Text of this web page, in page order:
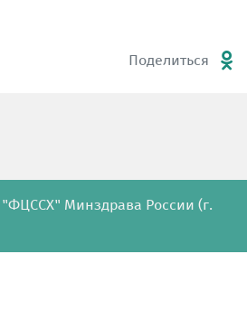
Поделиться
Минздрава России (г.